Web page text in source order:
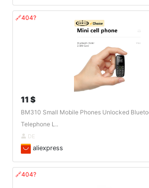
🔗404?
11 $
BM310 Small Mobile Phones Unlocked
Telephone L..
DE
aliexpress
🔗404?